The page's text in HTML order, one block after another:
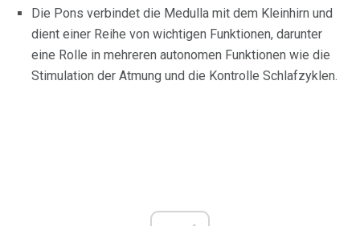
Die Pons verbindet die Medulla mit dem Kleinhirn und
dient einer Reihe von wichtigen Funktionen, darunter
eine Rolle in mehreren autonomen Funktionen wie die
Stimulation der Atmung und die Kontrolle Schlafzyklen.